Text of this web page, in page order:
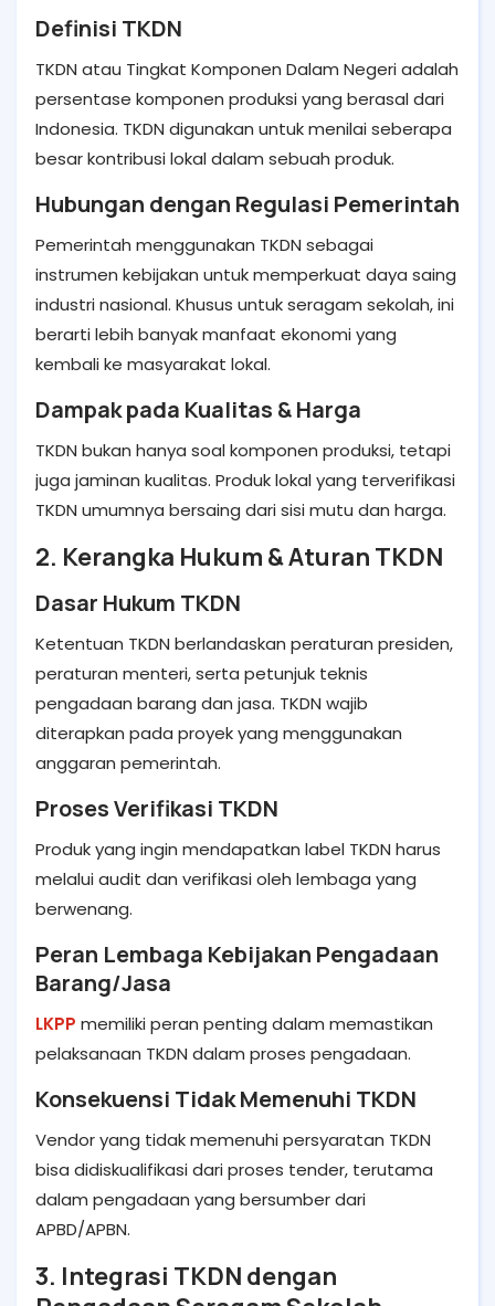
Definisi TKDN
TKDN atau Tingkat Komponen Dalam Negeri adalah
persentase komponen produksi yang berasal dari
Indonesia. TKDN digunakan untuk menilai seberapa
besar kontribusi lokal dalam sebuah produk.
Hubungan dengan Regulasi Pemerintah
Pemerintah menggunakan TKDN sebagai
instrumen kebijakan untuk memperkuat daya saing
industri nasional. Khusus untuk seragam sekolah, ini
berarti lebih banyak manfaat ekonomi yang
kembali ke masyarakat lokal.
Dampak pada Kualitas & Harga
TKDN bukan hanya soal komponen produksi, tetapi
juga jaminan kualitas. Produk lokal yang terverifikasi
TKDN umumnya bersaing dari sisi mutu dan harga.
2. Kerangka Hukum & Aturan TKDN
Dasar Hukum TKDN
Ketentuan TKDN berlandaskan peraturan presiden,
peraturan menteri, serta petunjuk teknis
pengadaan barang dan jasa. TKDN wajib
diterapkan pada proyek yang menggunakan
anggaran pemerintah.
Proses Verifikasi TKDN
Produk yang ingin mendapatkan label TKDN harus
melalui audit dan verifikasi oleh lembaga yang
berwenang.
Peran Lembaga Kebijakan Pengadaan
Barang/Jasa
LKPP memiliki peran penting dalam memastikan
pelaksanaan TKDN dalam proses pengadaan.
Konsekuensi Tidak Memenuhi TKDN
Vendor yang tidak memenuhi persyaratan TKDN
bisa didiskualifikasi dari proses tender, terutama
dalam pengadaan yang bersumber dari
APBD/APBN.
3. Integrasi TKDN dengan